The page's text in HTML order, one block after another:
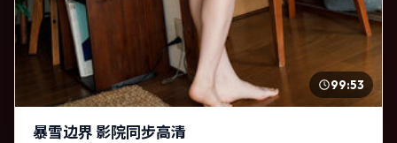
99:53
暴雪边界 影院同步高清